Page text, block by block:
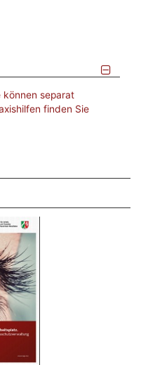
können separat
finden Sie
ZULETZT ANGESEHENE